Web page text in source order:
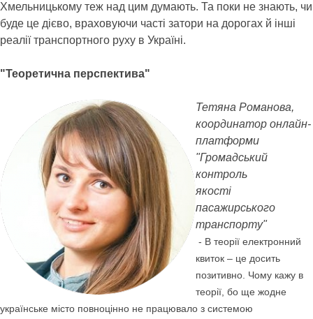
Хмельницькому теж над цим думають. Та поки не знають, чи
буде це дієво, враховуючи часті затори на дорогах й інші
реалії транспортного руху в Україні.
"Теоретична перспектива"
Тетяна Романова,
координатор онлайн-
платформи
"Громадський
контроль
якості
пасажирського
транспорту"
- В теорії електронний
квиток – це досить
позитивно. Чому кажу в
теорії, бо ще жодне
українське місто повноцінно не працювало з системою